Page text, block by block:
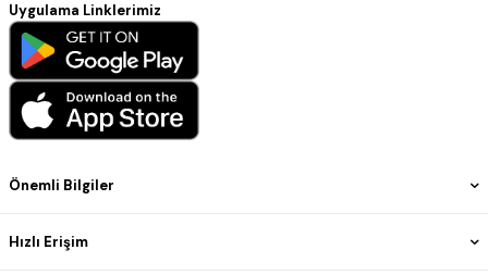
Önemli Bilgiler
Hızlı Erişim
Uygulama Linklerimiz